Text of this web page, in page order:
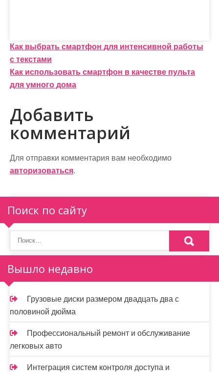
Н
а
в
и
г
а
ц
и
я
п
о
з
а
п
и
с
я
м
Как выбрать смартфон для интенсивной работы
с текстами
Как использовать смартфон в качестве пультa
для умного дома
Добавить
комментарий
Для отправки комментария вам необходимо
авторизоваться.
Поиск по сайту
Вышло недавно
Грузовые диски размером двадцать два с
половиной дюйма
Профессиональный ремонт и обслуживание
легковых авто
Интеграция систем контроля доступа и